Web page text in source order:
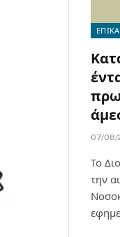
07/08/
Το
την